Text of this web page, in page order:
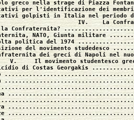
greco nella strage di
per l'identificazione dei
golpisti in Italia nel
IV.    La
la Confraternita?
NATO, Giunta
politica del 1974
del movimento
dei greci di Napoli
V.     Il movimento studentesco
di Costas Georgakis